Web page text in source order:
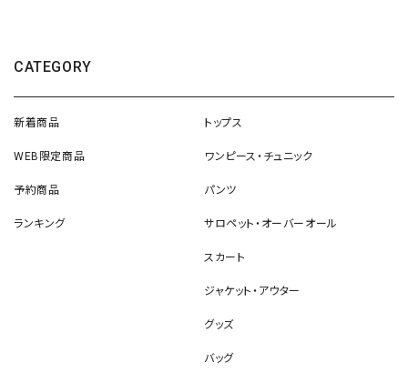
CATEGORY
新着商品
WEB限定商品
予約商品
ランキング
トップス
ワンピース・チュニック
パンツ
サロペット・オーバーオール
スカート
ジャケット・アウター
グッズ
バッグ